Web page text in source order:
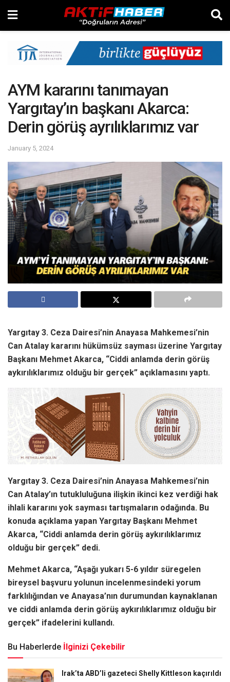
AYM kararını tanımayan
Yargıtay’ın başkanı Akarca:
Derin görüş ayrılıklarımız var
January 5, 2024
Yargıtay 3. Ceza Dairesi’nin Anayasa Mahkemesi’nin
Can Atalay kararını hükümsüz sayması üzerine Yargıtay
Başkanı Mehmet Akarca, “Ciddi anlamda derin görüş
aykırılıklarımız olduğu bir gerçek” açıklamasını yaptı.
Yargıtay 3. Ceza Dairesi’nin Anayasa Mahkemesi’nin
Can Atalay’ın tutukluluğuna ilişkin ikinci kez verdiği hak
ihlali kararını yok sayması tartışmaların odağında. Bu
konuda açıklama yapan Yargıtay Başkanı Mehmet
Akarca, “Ciddi anlamda derin görüş aykırılıklarımız
olduğu bir gerçek” dedi.
Mehmet Akarca, “Aşağı yukarı 5-6 yıldır süregelen
bireysel başvuru yolunun incelenmesindeki yorum
farklılığından ve Anayasa’nın durumundan kaynaklanan
ve ciddi anlamda derin görüş aykırılıklarımız olduğu bir
gerçek” ifadelerini kullandı.
Bu Haberlerde İlginizi Çekebilir
Irak’ta ABD’li gazeteci Shelly Kittleson kaçırıldı